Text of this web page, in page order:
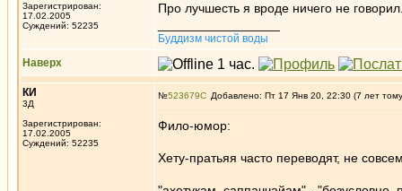
Зарегистрирован:
17.02.2005
Суждений: 52235
Про лучшесть я вроде ничего не
Буддизм чистой воды
Наверх
КИ
3Д
Зарегистрирован:
17.02.2005
Суждений: 52235
№523679 Добавлено: Пт 17 Янв 20, 22:30 (7 лет
Фило-юмор:
Хету-пратьяя часто переводят, не